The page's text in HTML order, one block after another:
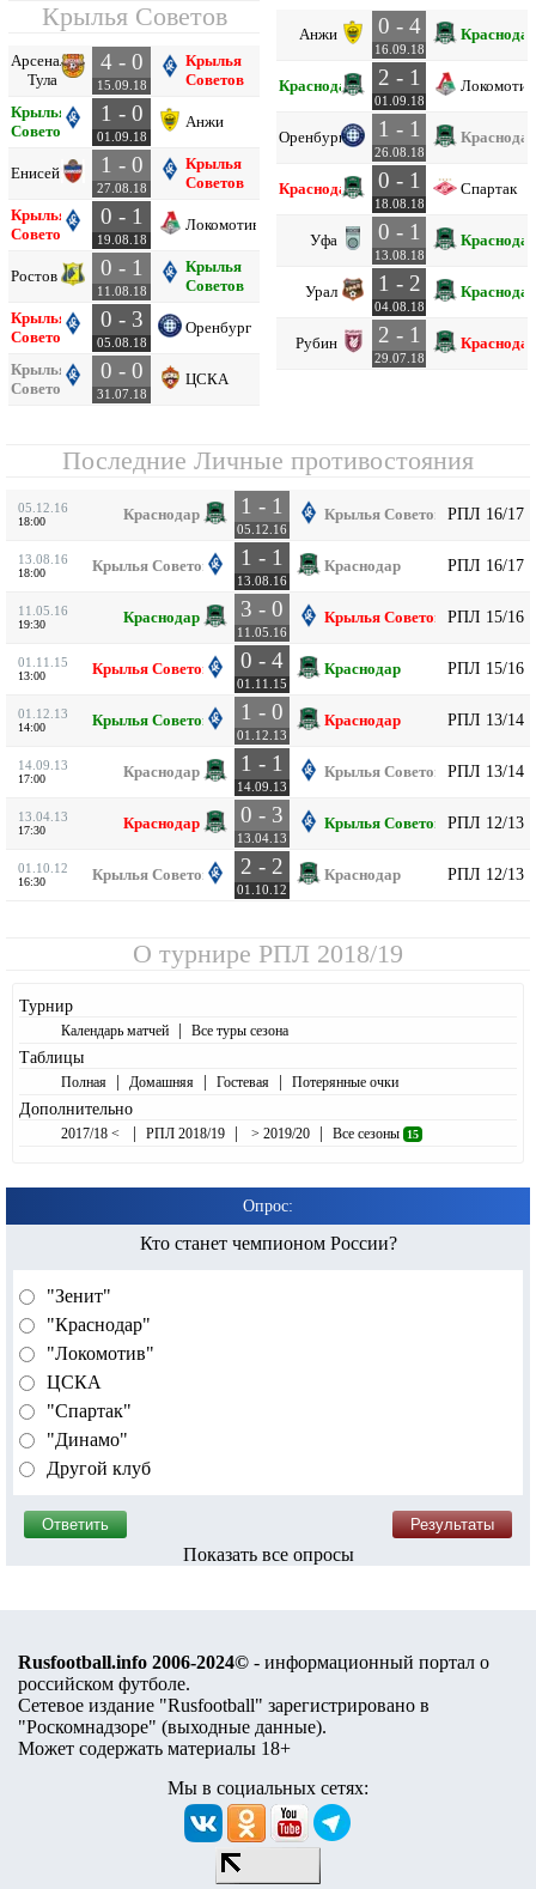
Крылья Советов
Арсенал
Тула
4 - 0
15.09.18
Крылья
Советов
Крылья
Советов
1 - 0
01.09.18
Анжи
Енисей 1 - 0
27.08.18
Крылья
Советов
Крылья
Советов
0 - 1
19.08.18
Локомотив
Ростов 0 - 1
11.08.18
Крылья
Советов
Крылья
Советов
0 - 3
05.08.18
Оренбург
Крылья
Советов
0 - 0
31.07.18
ЦСКА
Анжи 0 - 4
16.09.18
Краснодар
Краснодар 2 - 1
01.09.18
Локомотив
Оренбург 1 - 1
26.08.18
Краснодар
Краснодар 0 - 1
18.08.18
Спартак
Уфа 0 - 1
13.08.18
Краснодар
Урал 1 - 2
04.08.18
Краснодар
Рубин 2 - 1
29.07.18
Краснодар
Последние Личные противостояния
05.12.16
18:00 Краснодар 1 - 1
05.12.16
Крылья Советов РПЛ 16/17
13.08.16
18:00 Крылья Советов 1 - 1
13.08.16
Краснодар РПЛ 16/17
11.05.16
19:30 Краснодар 3 - 0
11.05.16
Крылья Советов РПЛ 15/16
01.11.15
13:00 Крылья Советов 0 - 4
01.11.15
Краснодар РПЛ 15/16
01.12.13
14:00 Крылья Советов 1 - 0
01.12.13
Краснодар РПЛ 13/14
14.09.13
17:00 Краснодар 1 - 1
14.09.13
Крылья Советов РПЛ 13/14
13.04.13
17:30 Краснодар 0 - 3
13.04.13
Крылья Советов РПЛ 12/13
01.10.12
16:30 Крылья Советов 2 - 2
01.10.12
Краснодар РПЛ 12/13
О турнире РПЛ 2018/19
Турнир
Календарь матчей | Все туры сезона
Таблицы
Полная | Домашняя | Гостевая | Потерянные очки
Дополнительно
2017/18 < | РПЛ 2018/19 | > 2019/20 | Все сезоны 15
Опрос:
Кто станет чемпионом России?
"Зенит"
"Краснодар"
"Локомотив"
ЦСКА
"Спартак"
"Динамо"
Другой клуб
Показать все опросы
Rusfootball.info 2006-2024© - информационный портал о
российском футболе.
Сетевое издание "Rusfootball" зарегистрировано в
"Роскомнадзоре" (выходные данные).
Может содержать материалы 18+
Мы в социальных сетях: